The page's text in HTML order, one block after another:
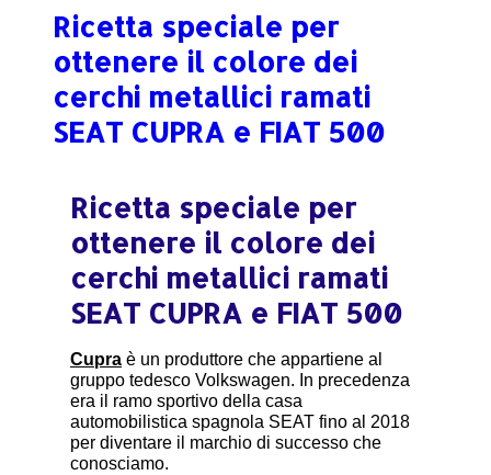
IN
Ricetta speciale per
ottenere il colore dei
cerchi metallici ramati
SEAT CUPRA e FIAT 500
Ricetta speciale per
ottenere il colore dei
cerchi metallici ramati
SEAT CUPRA e FIAT 500
Cupra è un produttore che appartiene al
gruppo tedesco Volkswagen. In precedenza
era il ramo sportivo della casa
automobilistica spagnola SEAT fino al 2018
per diventare il marchio di successo che
conosciamo.